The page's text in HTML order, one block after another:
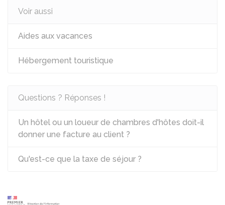
Voir aussi
Aides aux vacances
Hébergement touristique
Questions ? Réponses !
Un hôtel ou un loueur de chambres d'hôtes doit-il
donner une facture au client ?
Qu'est-ce que la taxe de séjour ?